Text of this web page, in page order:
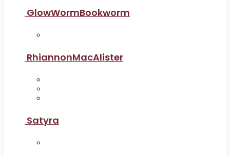
GlowWormBookworm
RhiannonMacAlister
Satyra